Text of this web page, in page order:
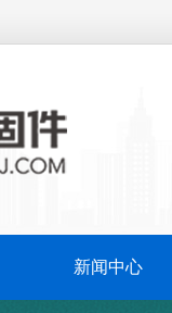
新闻中心